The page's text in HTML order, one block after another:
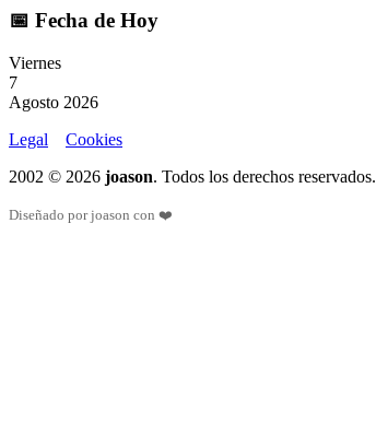
📅 Fecha de Hoy
Viernes
7
Agosto 2026
Legal
Cookies
2002 © 2026 joason. Todos los derechos reservados.
Diseñado por joason con ❤️